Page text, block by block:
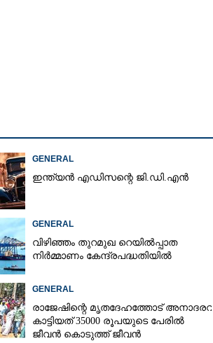
GENERAL
ഇന്ത്യൻ എഡിസന്റെ ജി.ഡി.എൻ
GENERAL
വിഴിഞ്ഞം തുറമുഖ റെയിൽപ്പാത
നിർമ്മാണം കേന്ദ്രപദ്ധതിയിൽ
GENERAL
രാജേഷിന്റെ മൃതദേഹത്തോട്
കാട്ടിയത് 35000 രൂപയുടെ പേരിൽ
ജീവൻ കൊടുത്ത് ജീവൻ